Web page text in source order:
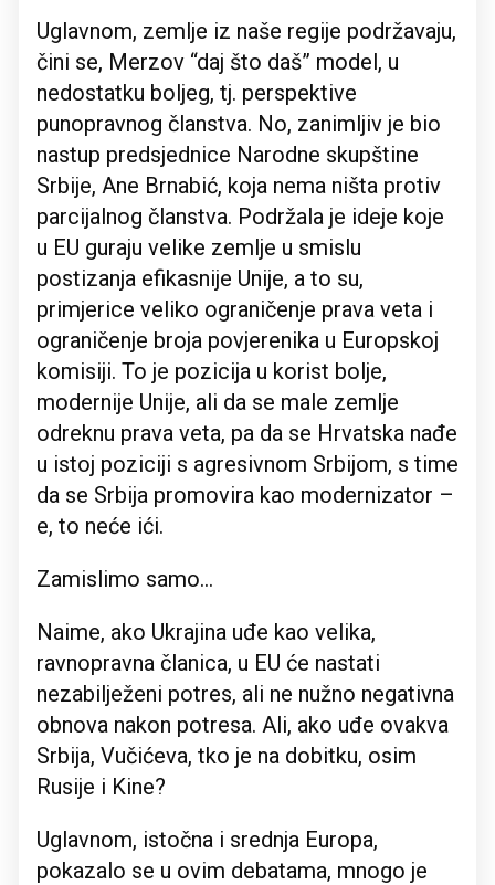
Uglavnom, zemlje iz naše regije podržavaju,
čini se, Merzov “daj što daš” model, u
nedostatku boljeg, tj. perspektive
punopravnog članstva. No, zanimljiv je bio
nastup predsjednice Narodne skupštine
Srbije, Ane Brnabić, koja nema ništa protiv
parcijalnog članstva. Podržala je ideje koje
u EU guraju velike zemlje u smislu
postizanja efikasnije Unije, a to su,
primjerice veliko ograničenje prava veta i
ograničenje broja povjerenika u Europskoj
komisiji. To je pozicija u korist bolje,
modernije Unije, ali da se male zemlje
odreknu prava veta, pa da se Hrvatska nađe
u istoj poziciji s agresivnom Srbijom, s time
da se Srbija promovira kao modernizator –
e, to neće ići.
Zamislimo samo…
Naime, ako Ukrajina uđe kao velika,
ravnopravna članica, u EU će nastati
nezabilježeni potres, ali ne nužno negativna
obnova nakon potresa. Ali, ako uđe ovakva
Srbija, Vučićeva, tko je na dobitku, osim
Rusije i Kine?
Uglavnom, istočna i srednja Europa,
pokazalo se u ovim debatama, mnogo je